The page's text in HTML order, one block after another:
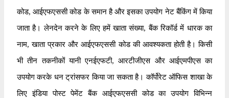
कोड, आईएफएससी कोड के समान है और इसका उपयोग नेट बैंकिंग में किया
जाता है। लेनदेन करने के लिए हमें खाता संख्या, बैंक रिकॉर्ड में धारक का
नाम, खाता प्रकार और आईएफएससी कोड की आवश्यकता होती है। किसी
भी तीन तकनीकों यानी एनईएफटी, आरटीजीएस और आईएमपीएस का
उपयोग करके धन ट्रांसफर किया जा सकता है। कॉर्पोरेट ऑफिस शाखा के
लिए इंडिया पोस्ट पेमेंट बैंक आईएफएससी कोड का उपयोग विभिन्न